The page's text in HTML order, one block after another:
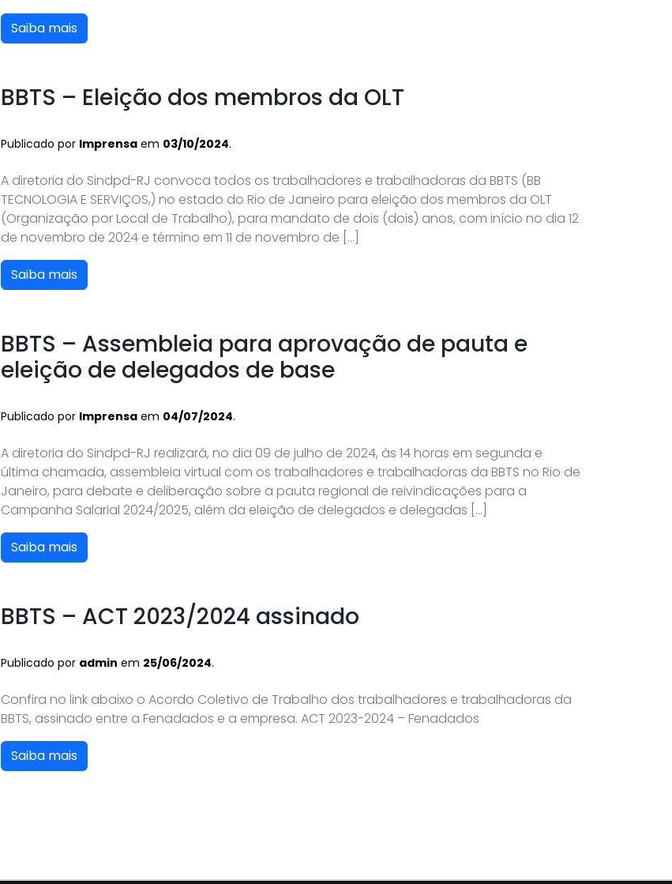
Saiba mais
BBTS – Eleição dos membros da OLT
Publicado por Imprensa em 03/10/2024.
A diretoria do Sindpd-RJ convoca todos os trabalhadores e trabalhadoras da BBTS (BB
TECNOLOGIA E SERVIÇOS,) no estado do Rio de Janeiro para eleição dos membros da OLT
(Organização por Local de Trabalho), para mandato de dois (dois) anos, com início no dia 12
de novembro de 2024 e término em 11 de novembro de […]
Saiba mais
BBTS – Assembleia para aprovação de pauta e
eleição de delegados de base
Publicado por Imprensa em 04/07/2024.
A diretoria do Sindpd-RJ realizará, no dia 09 de julho de 2024, às 14 horas em segunda e
última chamada, assembleia virtual com os trabalhadores e trabalhadoras da BBTS no Rio de
Janeiro, para debate e deliberação sobre a pauta regional de reivindicações para a
Campanha Salarial 2024/2025, além da eleição de delegados e delegadas […]
Saiba mais
BBTS – ACT 2023/2024 assinado
Publicado por admin em 25/06/2024.
Confira no link abaixo o Acordo Coletivo de Trabalho dos trabalhadores e trabalhadoras da
BBTS, assinado entre a Fenadados e a empresa. ACT 2023-2024 – Fenadados
Saiba mais